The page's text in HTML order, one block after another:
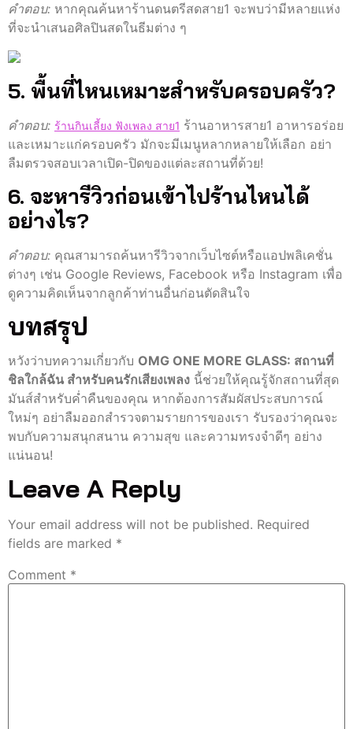
คำตอบ: หากคุณค้นหาร้านดนตรีสดสาย1 จะพบว่ามีหลายแห่ง
ที่จะนำเสนอศิลปินสดในธีมต่าง ๆ
5. พื้นที่ไหนเหมาะสำหรับครอบครัว?
คำตอบ: ร้านกินเลี้ยง ฟังเพลง สาย1 ร้านอาหารสาย1 อาหารอร่อย
และเหมาะแก่ครอบครัว มักจะมีเมนูหลากหลายให้เลือก อย่า
ลืมตรวจสอบเวลาเปิด-ปิดของแต่ละสถานที่ด้วย!
6. จะหารีวิวก่อนเข้าไปร้านไหนได้
อย่างไร?
คำตอบ: คุณสามารถค้นหารีวิวจากเว็บไซต์หรือแอปพลิเคชั่น
ต่างๆ เช่น Google Reviews, Facebook หรือ Instagram เพื่อ
ดูความคิดเห็นจากลูกค้าท่านอื่นก่อนตัดสินใจ
บทสรุป
หวังว่าบทความเกี่ยวกับ OMG ONE MORE GLASS: สถานที่
ชิลใกล้ฉัน สำหรับคนรักเสียงเพลง นี้ช่วยให้คุณรู้จักสถานที่สุด
มันส์สำหรับค่ำคืนของคุณ หากต้องการสัมผัสประสบการณ์
ใหม่ๆ อย่าลืมออกสำรวจตามรายการของเรา รับรองว่าคุณจะ
พบกับความสนุกสนาน ความสุข และความทรงจำดีๆ อย่าง
แน่นอน!
Leave A Reply
Your email address will not be published. Required
fields are marked *
Comment *